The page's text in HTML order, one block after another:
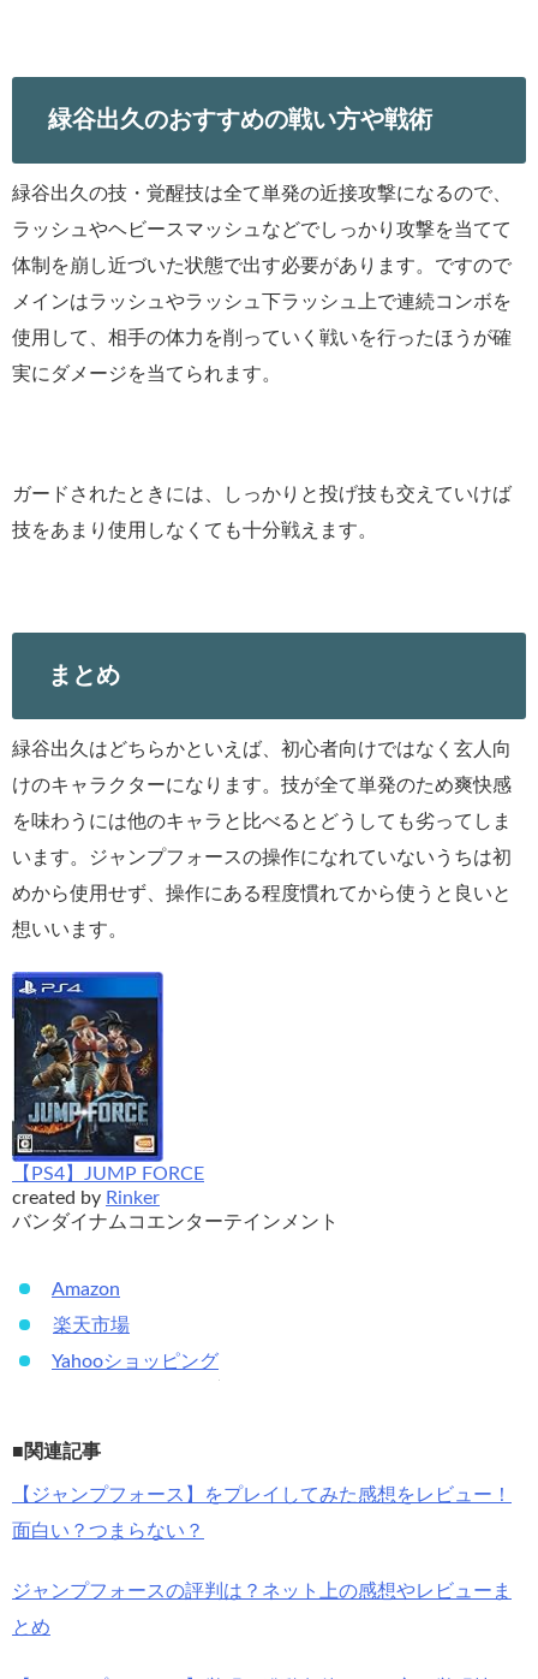
緑谷出久のおすすめの戦い方や戦術
緑谷出久の技・覚醒技は全て単発の近接攻撃になるので、
ラッシュやヘビースマッシュなどでしっかり攻撃を当てて
体制を崩し近づいた状態で出す必要があります。ですので
メインはラッシュやラッシュ下ラッシュ上で連続コンボを
使用して、相手の体力を削っていく戦いを行ったほうが確
実にダメージを当てられます。
ガードされたときには、しっかりと投げ技も交えていけば
技をあまり使用しなくても十分戦えます。
まとめ
緑谷出久はどちらかといえば、初心者向けではなく玄人向
けのキャラクターになります。技が全て単発のため爽快感
を味わうには他のキャラと比べるとどうしても劣ってしま
います。ジャンプフォースの操作になれていないうちは初
めから使用せず、操作にある程度慣れてから使うと良いと
想いいます。
【PS4】JUMP FORCE
created by Rinker
バンダイナムコエンターテインメント
Amazon
楽天市場
Yahooショッピング
■関連記事
【ジャンプフォース】をプレイしてみた感想をレビュー！
面白い？つまらない？
ジャンプフォースの評判は？ネット上の感想やレビューま
とめ